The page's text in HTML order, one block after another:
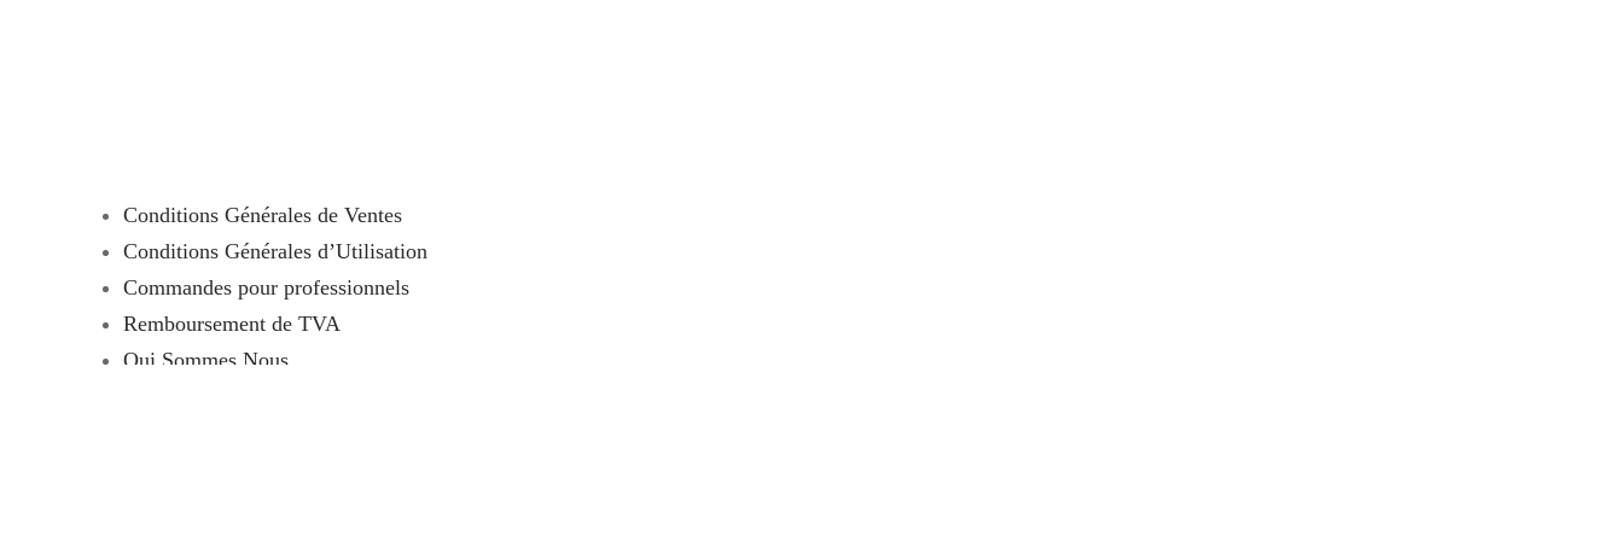
Conditions Générales de Ventes
Conditions Générales d’Utilisation
Commandes pour professionnels
Remboursement de TVA
Qui Sommes Nous